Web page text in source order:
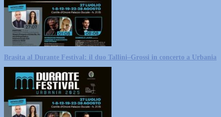
Brasita al Durante Festival: il duo Tallini–Grossi in concerto a Urbania